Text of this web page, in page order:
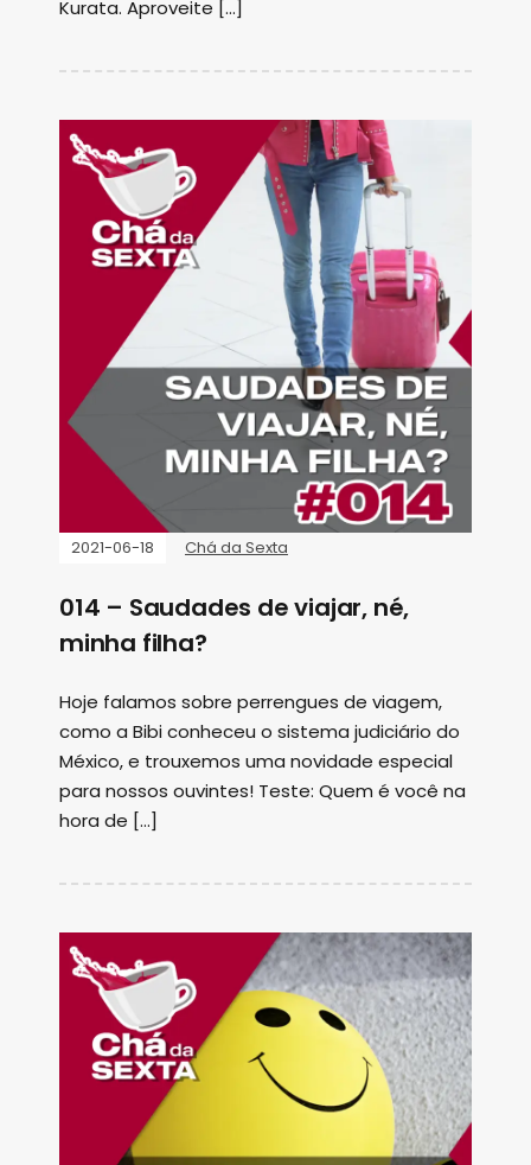
Kurata. Aproveite […]
2021-06-18 Chá da Sexta
014 – Saudades de viajar, né,
minha filha?
Hoje falamos sobre perrengues de viagem,
como a Bibi conheceu o sistema judiciário do
México, e trouxemos uma novidade especial
para nossos ouvintes! Teste: Quem é você na
hora de […]